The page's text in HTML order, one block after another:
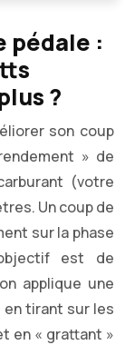
pédale :
?
son coup
» de
(votre
Un coup de
sur la phase
est de
applique une
en tirant sur les
en « grattant »